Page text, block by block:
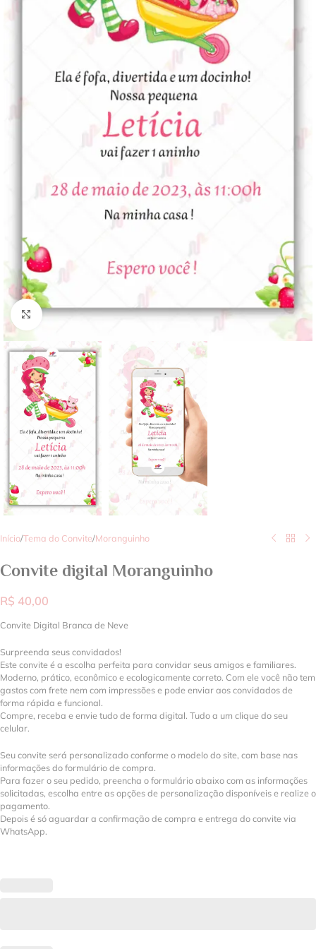
Clique para ampliar
Início/Tema do Convite/Moranguinho
Convite digital Moranguinho
R$ 40,00
Convite Digital Branca de Neve
Surpreenda seus convidados!
Este convite é a escolha perfeita para convidar seus amigos e familiares.
Moderno, prático, econômico e ecologicamente correto. Com ele você não tem
gastos com frete nem com impressões e pode enviar aos convidados de
forma rápida e funcional.
Compre, receba e envie tudo de forma digital. Tudo a um clique do seu
celular.
Seu convite será personalizado conforme o modelo do site, com base nas
informações do formulário de compra.
Para fazer o seu pedido, preencha o formulário abaixo com as informações
solicitadas, escolha entre as opções de personalização disponíveis e realize o
pagamento.
Depois é só aguardar a confirmação de compra e entrega do convite via
WhatsApp.